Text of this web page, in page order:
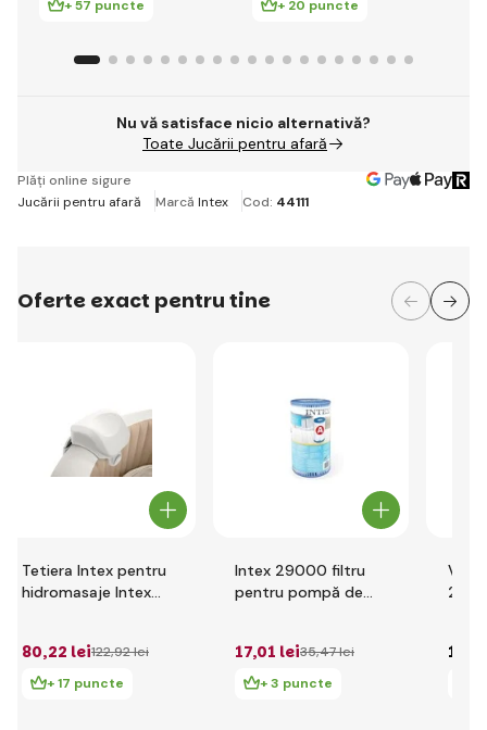
+ 57 puncte + 20 puncte
Nu vă satisface nicio alternativă?
Toate Jucării pentru afară
Plăți online sigure
Jucării pentru afară
Marcă Intex Cod: 44111
Oferte exact pentru tine
Tetiera Intex pentru
hidromasaje Intex
80,22 lei122,92 lei
+ 17 puncte
Intex 29000 filtru
pentru pompă de
17,01 lei35,47 lei
+ 3 puncte
Vela
cm
150